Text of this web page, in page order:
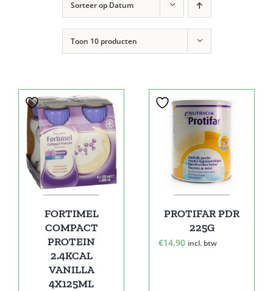
Sorteer op Datum
Toon 10 producten
FORTIMEL
COMPACT
PROTEIN
2.4KCAL
VANILLA
4X125ML
PROTIFAR PDR
225G
€14,90 incl. btw